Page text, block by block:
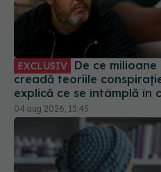
EXCLUSIV
creadă teoriile
explică ce se întâmplă în
04 aug 2026, 13:45